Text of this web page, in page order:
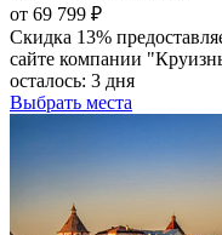
от 69 799 ₽
Скидка 13%
сайте компании
осталось: 3 дня
Выбрать места